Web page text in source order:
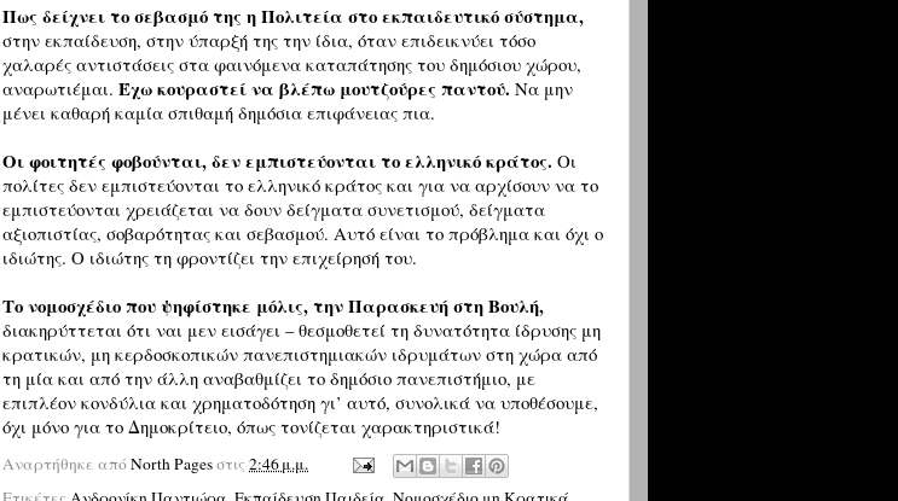
Πως δείχνει το σεβασμό της η Πολιτεία στο εκπαιδευτικό σύστημα,
στην εκπαίδευση, στην ύπαρξή της την ίδια, όταν επιδεικνύει τόσο
χαλαρές αντιστάσεις στα φαινόμενα καταπάτησης του δημόσιου χώρου,
αναρωτιέμαι. Έχω κουραστεί να βλέπω μουτζούρες παντού. Να μην
μένει καθαρή καμία σπιθαμή δημόσια επιφάνειας πια.
Οι φοιτητές φοβούνται, δεν εμπιστεύονται το ελληνικό κράτος. Οι
πολίτες δεν εμπιστεύονται το ελληνικό κράτος και για να αρχίσουν να το
εμπιστεύονται χρειάζεται να δουν δείγματα συνετισμού, δείγματα
αξιοπιστίας, σοβαρότητας και σεβασμού. Αυτό είναι το πρόβλημα και όχι ο
ιδιώτης. Ο ιδιώτης τη φροντίζει την επιχείρησή του.
Το νομοσχέδιο που ψηφίστηκε μόλις, την Παρασκευή στη Βουλή,
διακηρύττεται ότι ναι μεν εισάγει – θεσμοθετεί τη δυνατότητα ίδρυσης μη
κρατικών, μη κερδοσκοπικών πανεπιστημιακών ιδρυμάτων στη χώρα από
τη μία και από την άλλη αναβαθμίζει το δημόσιο πανεπιστήμιο, με
επιπλέον κονδύλια και χρηματοδότηση γι’ αυτό, συνολικά να υποθέσουμε,
όχι μόνο για το Δημοκρίτειο, όπως τονίζεται χαρακτηριστικά!
Αναρτήθηκε απόNorth Pagesστις 2:46 μ.μ.